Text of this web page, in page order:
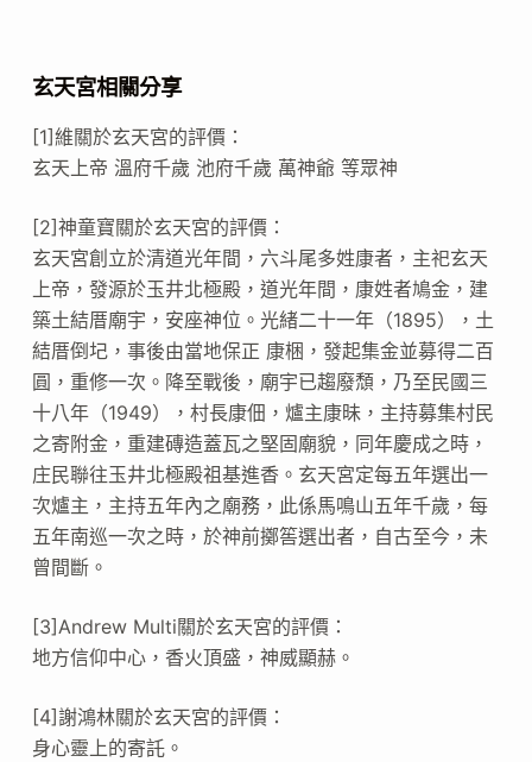
玄天宮相關分享
[1]維關於玄天宮的評價：
玄天上帝 溫府千歲 池府千歲 萬神爺 等眾神
[2]神童寶關於玄天宮的評價：
玄天宮創立於清道光年間，六斗尾多姓康者，主祀玄天
上帝，發源於玉井北極殿，道光年間，康姓者鳩金，建
築土結厝廟宇，安座神位。光緒二十一年（1895），土
結厝倒圮，事後由當地保正 康梱，發起集金並募得二百
圓，重修一次。降至戰後，廟宇已趨廢頹，乃至民國三
十八年（1949），村長康佃，爐主康昧，主持募集村民
之寄附金，重建磚造蓋瓦之堅固廟貌，同年慶成之時，
庄民聯往玉井北極殿祖基進香。玄天宮定每五年選出一
次爐主，主持五年內之廟務，此係馬鳴山五年千歲，每
五年南巡一次之時，於神前擲筶選出者，自古至今，未
曾間斷。
[3]Andrew Multi關於玄天宮的評價：
地方信仰中心，香火頂盛，神威顯赫。
[4]謝鴻林關於玄天宮的評價：
身心靈上的寄託。